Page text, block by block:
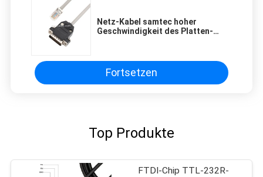
Netz-Kabel samtec hoher
Geschwindigkeit des Platten-
Fortsetzen
Top Produkte
FTDI-Chip TTL-232R-